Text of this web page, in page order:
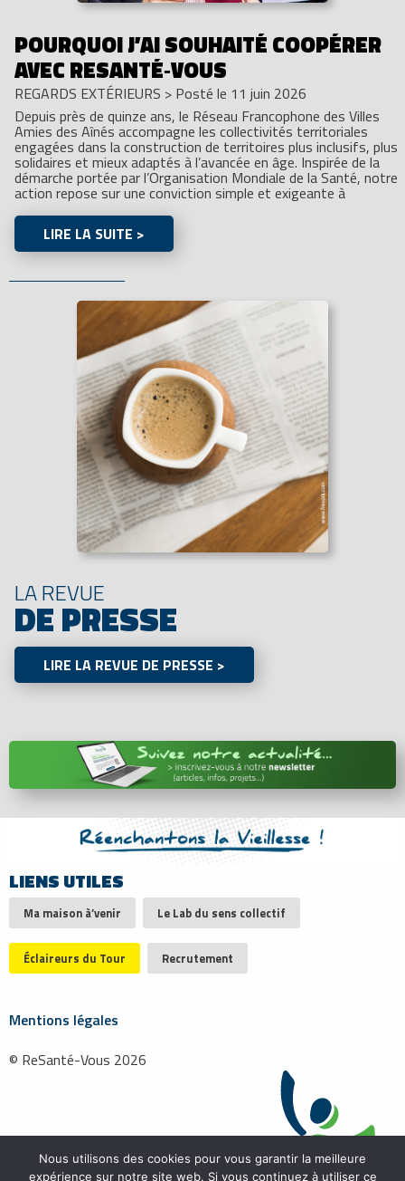
POURQUOI J’AI SOUHAITÉ COOPÉRER
AVEC RESANTÉ‑VOUS
REGARDS EXTÉRIEURS > Posté le 11 juin 2026
Depuis près de quinze ans, le Réseau Francophone des Villes
Amies des Aînés accompagne les collectivités territoriales
engagées dans la construction de territoires plus inclusifs, plus
solidaires et mieux adaptés à l’avancée en âge. Inspirée de la
démarche portée par l’Organisation Mondiale de la Santé, notre
action repose sur une conviction simple et exigeante à
LIRE LA SUITE >
LA REVUE
DE PRESSE
LIRE LA REVUE DE PRESSE >
LIENS UTILES
Ma maison à’venir Le Lab du sens collectif
Éclaireurs du Tour Recrutement
Mentions légales
© ReSanté-Vous 2026
Nous utilisons des cookies pour vous garantir la meilleure
expérience sur notre site web. Si vous continuez à utiliser ce